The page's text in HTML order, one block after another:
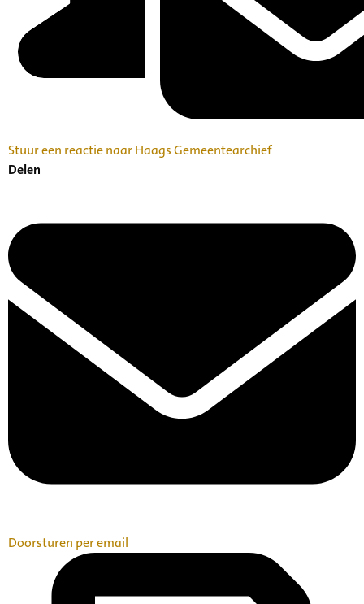
Stuur een reactie naar Haags Gemeentearchief
Delen
Doorsturen per email